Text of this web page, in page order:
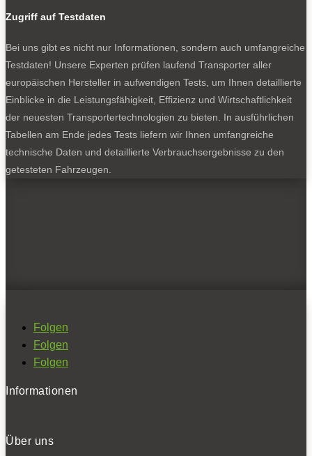
Zugriff auf Testdaten
Bei uns gibt es nicht nur Informationen, sondern auch umfangreiche
Testdaten! Unsere Experten prüfen laufend Transporter aller
europäischen Hersteller in aufwendigen Tests, um Ihnen detaillierte
Einblicke in die Leistungsfähigkeit, Effizienz und Wirtschaftlichkeit
der neuesten Transportertechnologien zu bieten. In ausführlichen
Tabellen am Ende jedes Tests liefern wir Ihnen umfangreiche
technische Daten und detaillierte Verbrauchsergebnisse zu den
getesteten Fahrzeugen.
Folgen
Folgen
Folgen
Informationen
Über uns